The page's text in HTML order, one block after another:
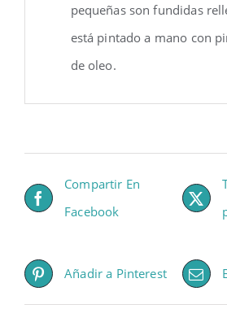
pequeñas son fundidas
está pintado a mano con
de oleo.
Compartir En
Facebook
Añadir a Pinterest